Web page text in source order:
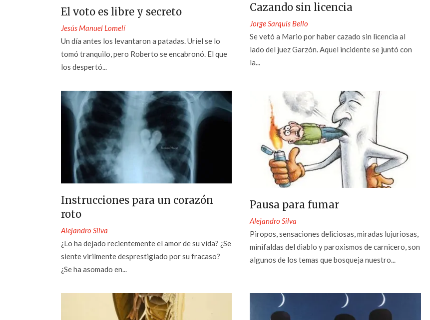
El voto es libre y secreto
Jesús Manuel Lomelí
Un día antes los levantaron a patadas. Uriel se lo
tomó tranquilo, pero Roberto se encabronó. El que
los despertó...
Cazando sin licencia
Jorge Sarquis Bello
Se vetó a Mario por haber cazado sin licencia al
lado del juez Garzón. Aquel incidente se juntó con
la...
Instrucciones para un corazón
roto
Alejandro Silva
¿Lo ha dejado recientemente el amor de su vida? ¿Se
siente virilmente desprestigiado por su fracaso?
¿Se ha asomado en...
Pausa para fumar
Alejandro Silva
Piropos, sensaciones deliciosas, miradas lujuriosas,
minifaldas del diablo y paroxismos de carnicero, son
algunos de los temas que bosqueja nuestro...